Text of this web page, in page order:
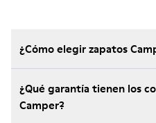
¿Cómo elegir zapatos
¿Qué garantía tienen los comprados en la web de
Camper?